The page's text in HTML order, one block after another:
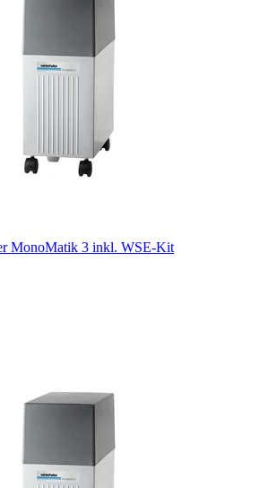
MonoMatik 3 inkl. WSE-Kit